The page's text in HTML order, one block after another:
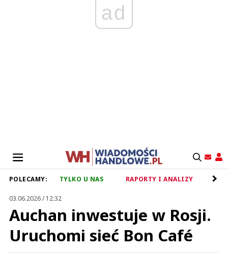
ad
POLECAMY: TYLKO U NAS RAPORTY I ANALIZY
03.06.2026 / 12:32
Auchan inwestuje w Rosji.
Uruchomi sieć Bon Café